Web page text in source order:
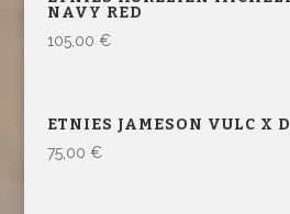
NAVY RED
105,00 €
ETNIES JAMESON VULC X
75,00 €